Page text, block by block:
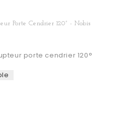
Porte Cendrier 120° - Nobis
porte cendrier 120°